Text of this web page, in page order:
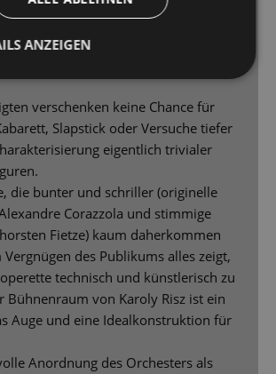
Revue „Zwei Krawatten“ von
Staatsoperette Dresden als
verschenken keine Chance für
Slapstick oder Versuche tiefer
eigentlich trivialer
die bunter und schriller (originelle
Corazzola und stimmige
Fietze) kaum daherkommen
des Publikums alles zeigt,
technisch und künstlerisch zu
Bühnenraum von Karoly Risz ist ein
Auge und eine Idealkonstruktion für
Anordnung des Orchesters als
ANZEIGEN